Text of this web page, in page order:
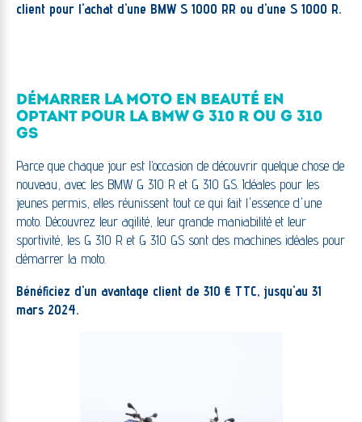
client pour l'achat d'une BMW S 1000 RR ou d'une S 1000 R.
DÉMARRER LA MOTO EN BEAUTÉ EN
OPTANT POUR LA BMW G 310 R OU G 310
GS
Parce que chaque jour est l’occasion de découvrir quelque chose de
nouveau, avec les BMW G 310 R et G 310 GS. Idéales pour les
jeunes permis, elles réunissent tout ce qui fait l'essence d'une
moto. Découvrez leur agilité, leur grande maniabilité et leur
sportivité, les G 310 R et G 310 GS sont des machines idéales pour
démarrer la moto.
Bénéficiez d'un avantage client de 310 € TTC, jusqu'au 31
mars 2024.